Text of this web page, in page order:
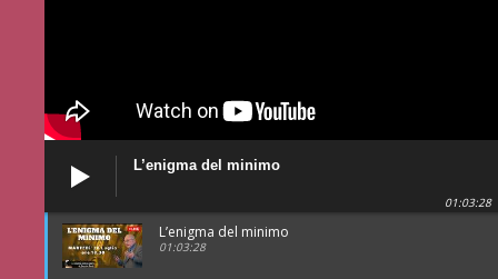
L’enigma del minimo
01:03:28
L’enigma del minimo
01:03:28